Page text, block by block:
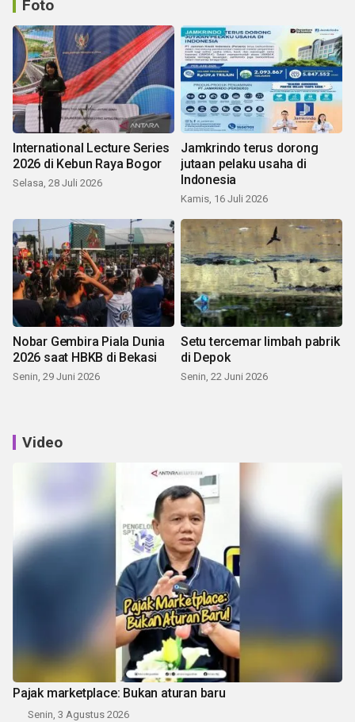
Foto
International Lecture Series
2026 di Kebun Raya Bogor
Selasa, 28 Juli 2026
Jamkrindo terus dorong
jutaan pelaku usaha di
Indonesia
Kamis, 16 Juli 2026
Nobar Gembira Piala Dunia
2026 saat HBKB di Bekasi
Senin, 29 Juni 2026
Setu tercemar limbah pabrik
di Depok
Senin, 22 Juni 2026
Video
Pajak marketplace: Bukan aturan baru
Senin, 3 Agustus 2026